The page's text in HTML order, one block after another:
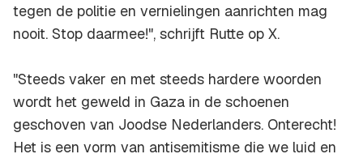
tegen de politie en vernielingen aanrichten mag
nooit. Stop daarmee!", schrijft Rutte op X.
"Steeds vaker en met steeds hardere woorden
wordt het geweld in Gaza in de schoenen
geschoven van Joodse Nederlanders. Onterecht!
Het is een vorm van antisemitisme die we luid en